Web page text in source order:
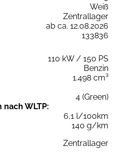
Weiß
Zentrallager
ab ca. 12.08.2026
133836
110 kW / 150 PS
Benzin
1.498 cm³
4 (Green)
WLTP:
6,1 l/100km
140 g/km
Zentrallager